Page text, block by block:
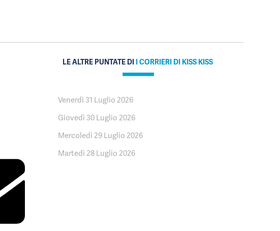
LE ALTRE PUNTATE DI I CORRIERI DI KISS KISS
Venerdì 31 Luglio 2026
Giovedì 30 Luglio 2026
Mercoledì 29 Luglio 2026
Martedì 28 Luglio 2026